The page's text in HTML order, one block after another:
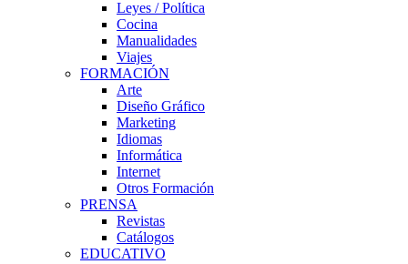
Leyes / Política
Cocina
Manualidades
Viajes
FORMACIÓN
Arte
Diseño Gráfico
Marketing
Idiomas
Informática
Internet
Otros Formación
PRENSA
Revistas
Catálogos
EDUCATIVO